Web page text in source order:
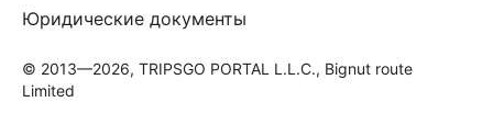
Юридические документы
© 2013—2026, TRIPSGO PORTAL L.L.C., Bignut route
Limited